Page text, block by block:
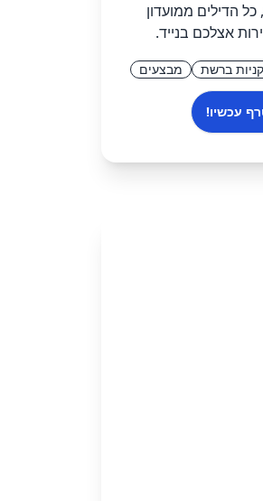
הדילים ממועדון
אצלכם בנייד.
קניות ברשת מבצעים
עכשיו!